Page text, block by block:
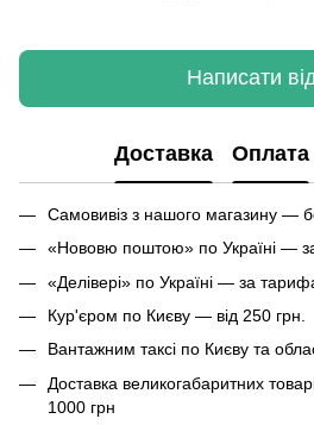
Написати
Доставка Оплата
Самовивіз з нашого магазину —
«Нововю поштою» по Україні —
«Делівері» по Україні — за
Кур'єром по Києву — від 250 грн.
Вантажним таксі по Києву та
Доставка великогабаритних
1000 грн